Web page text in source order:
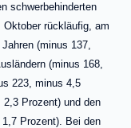
schwerbehinderten
Oktober rückläufig, am
(minus 137,
(minus 168,
223, minus 4,5
2,3 Prozent) und den
Prozent). Bei den